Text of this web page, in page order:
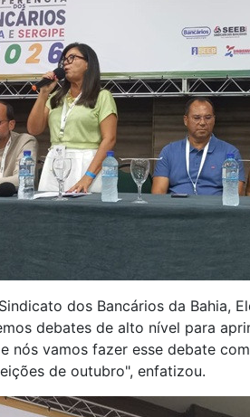
dos Bancários da Bahia,
debates de alto nível para
nós vamos fazer esse debate
de outubro", enfatizou.